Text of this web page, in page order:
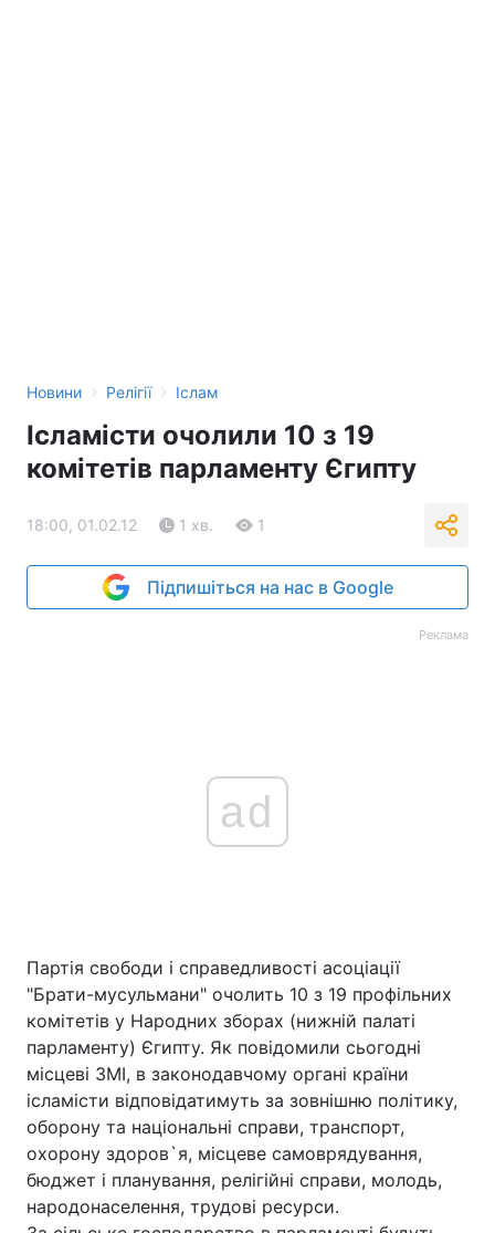
Новини › Релігії › Іслам
Ісламісти очолили 10 з 19
комітетів парламенту Єгипту
18:00, 01.02.12 1 хв. 1
Підпишіться на нас в Google
Реклама
ad
Партія свободи і справедливості асоціації
"Брати-мусульмани" очолить 10 з 19 профільних
комітетів у Народних зборах (нижній палаті
парламенту) Єгипту. Як повідомили сьогодні
місцеві ЗМІ, в законодавчому органі країни
ісламісти відповідатимуть за зовнішню політику,
оборону та національні справи, транспорт,
охорону здоров`я, місцеве самоврядування,
бюджет і планування, релігійні справи, молодь,
народонаселення, трудові ресурси.